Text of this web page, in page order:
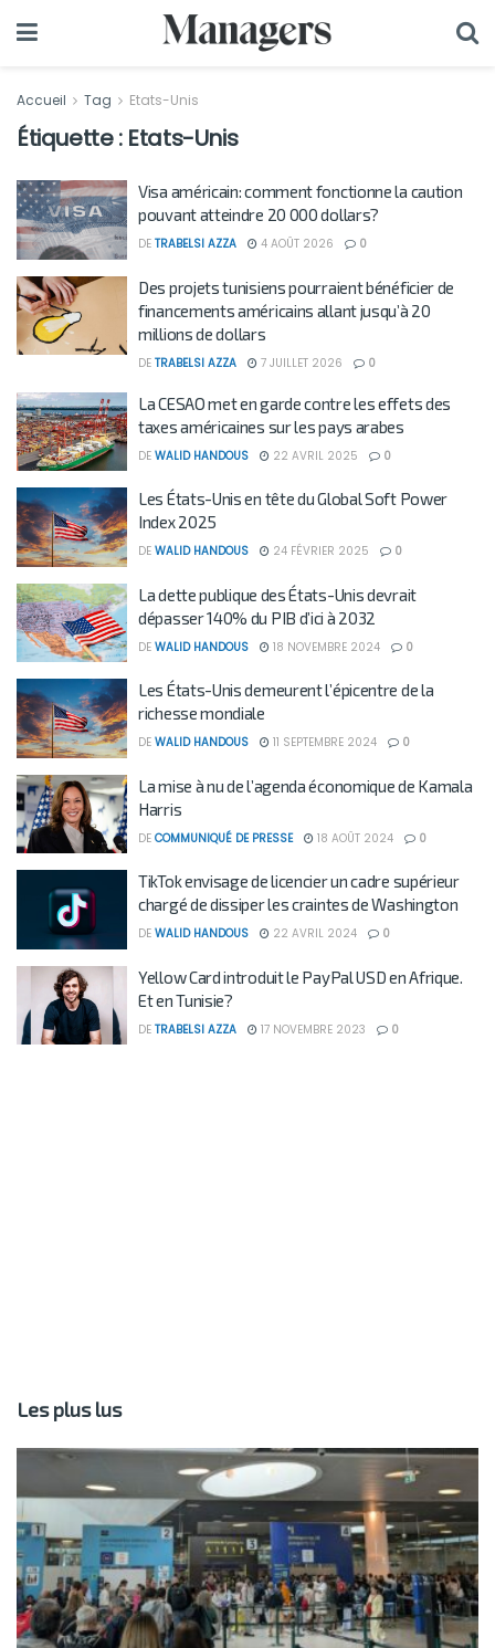
Accueil Tag Etats-Unis
Étiquette : Etats-Unis
Visa américain: comment fonctionne la caution
pouvant atteindre 20 000 dollars?
DE TRABELSI AZZA 4 AOÛT 2026 0
Des projets tunisiens pourraient bénéficier de
financements américains allant jusqu’à 20
millions de dollars
DE TRABELSI AZZA 7 JUILLET 2026 0
La CESAO met en garde contre les effets des
taxes américaines sur les pays arabes
DE WALID HANDOUS 22 AVRIL 2025 0
Les États-Unis en tête du Global Soft Power
Index 2025
DE WALID HANDOUS 24 FÉVRIER 2025 0
La dette publique des États-Unis devrait
dépasser 140% du PIB d’ici à 2032
DE WALID HANDOUS 18 NOVEMBRE 2024 0
Les États-Unis demeurent l’épicentre de la
richesse mondiale
DE WALID HANDOUS 11 SEPTEMBRE 2024 0
La mise à nu de l’agenda économique de Kamala
Harris
DE COMMUNIQUÉ DE PRESSE 18 AOÛT 2024 0
TikTok envisage de licencier un cadre supérieur
chargé de dissiper les craintes de Washington
DE WALID HANDOUS 22 AVRIL 2024 0
Yellow Card introduit le PayPal USD en Afrique.
Et en Tunisie?
DE TRABELSI AZZA 17 NOVEMBRE 2023 0
Les plus lus